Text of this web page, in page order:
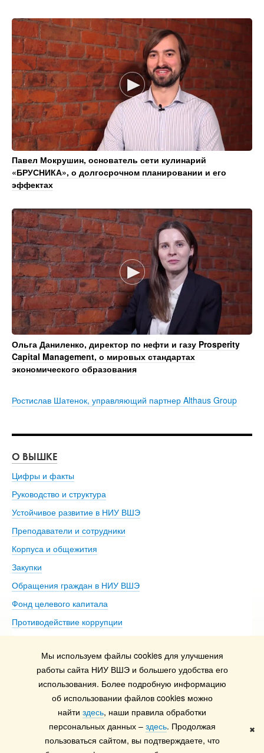
Мы используем файлы cookies для улучшения
работы сайта НИУ ВШЭ и большего удобства его
использования. Более подробную информацию
об использовании файлов cookies можно
найти здесь, наши правила обработки
персональных данных – здесь. Продолжая
пользоваться сайтом, вы подтверждаете, что
✖
Павел Мокрушин, основатель сети кулинарий
«БРУСНИКА», о долгосрочном планировании и его
эффектах
Ольга Даниленко, директор по нефти и газу Prosperity
Capital Management, о мировых стандартах
экономического образования
Ростислав Шатенок, управляющий партнер Althaus Group
О ВЫШКЕ
Цифры и факты
Руководство и структура
Устойчивое развитие в НИУ ВШЭ
Преподаватели и сотрудники
Корпуса и общежития
Закупки
Обращения граждан в НИУ ВШЭ
Фонд целевого капитала
Противодействие коррупции
Сведения о доходах, расходах, об имуществе и
обязательствах имущественного характера
Сведения об образовательной организации
Людям с ограниченными возможностями здоровья
Единая платежная страница
Работа в Вышке